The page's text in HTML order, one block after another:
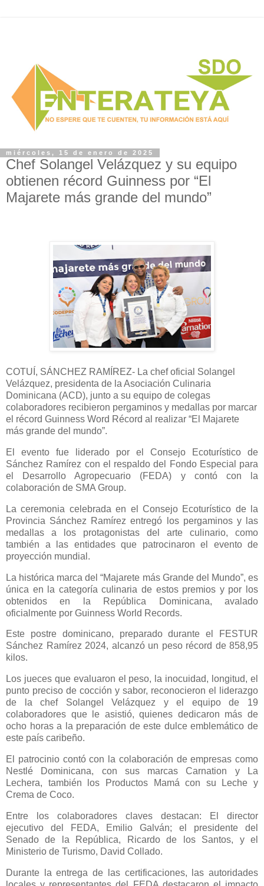
miércoles, 15 de enero de 2025
Chef Solangel Velázquez y su equipo
obtienen récord Guinness por “El
Majarete más grande del mundo”
COTUÍ, SÁNCHEZ RAMÍREZ- La chef oficial Solangel
Velázquez, presidenta de la Asociación Culinaria
Dominicana (ACD), junto a su equipo de colegas
colaboradores recibieron pergaminos y medallas por marcar
el récord Guinness Word Récord al realizar “El Majarete
más grande del mundo”.
El evento fue liderado por el Consejo Ecoturístico de
Sánchez Ramírez con el respaldo del Fondo Especial para
el Desarrollo Agropecuario (FEDA) y contó con la
colaboración de SMA Group.
La ceremonia celebrada en el Consejo Ecoturístico de la
Provincia Sánchez Ramírez entregó los pergaminos y las
medallas a los protagonistas del arte culinario, como
también a las entidades que patrocinaron el evento de
proyección mundial.
La histórica marca del “Majarete más Grande del Mundo”, es
única en la categoría culinaria de estos premios y por los
obtenidos en la República Dominicana, avalado
oficialmente por Guinness World Records.
Este postre dominicano, preparado durante el FESTUR
Sánchez Ramírez 2024, alcanzó un peso récord de 858,95
kilos.
Los jueces que evaluaron el peso, la inocuidad, longitud, el
punto preciso de cocción y sabor, reconocieron el liderazgo
de la chef Solangel Velázquez y el equipo de 19
colaboradores que le asistió, quienes dedicaron más de
ocho horas a la preparación de este dulce emblemático de
este país caribeño.
El patrocinio contó con la colaboración de empresas como
Nestlé Dominicana, con sus marcas Carnation y La
Lechera, también los Productos Mamá con su Leche y
Crema de Coco.
Entre los colaboradores claves destacan: El director
ejecutivo del FEDA, Emilio Galván; el presidente del
Senado de la República, Ricardo de los Santos, y el
Ministerio de Turismo, David Collado.
Durante la entrega de las certificaciones, las autoridades